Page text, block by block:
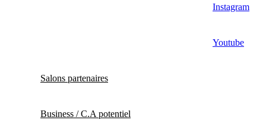
Instagram
Youtube
Salons partenaires
Business / C.A potentiel